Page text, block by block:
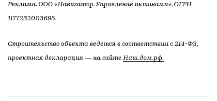
Реклама. ООО «Навигатор. Управление активами», ОГРН
1177232003695.
Строительство объекта ведется в соответствии с 214-ФЗ,
проектная декларация — на сайте Наш.дом.рф.